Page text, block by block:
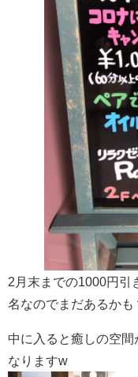
2月末までの1000円引
名なのでまだあるかも
中に入ると癒しの空間
なりますw